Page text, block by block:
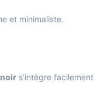
et minimaliste.
s’intègre facilement